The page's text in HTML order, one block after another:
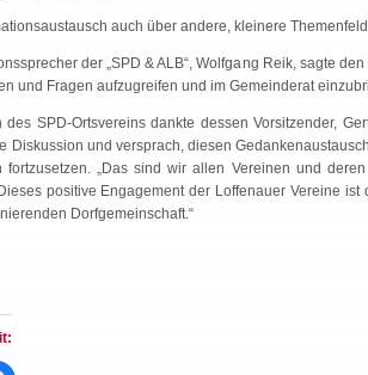
auch über andere, kleinere
der „SPD & ALB“, Wolfgang Reik, sagte
und Fragen aufzugreifen und im Gemeinderat
des SPD-Ortsvereins dankte dessen Vorsitzender,
Diskussion und versprach, diesen
fortzusetzen. „Das sind wir allen Vereinen und
positive Engagement der Loffenauer Vereine ist
Dorfgemeinschaft.“